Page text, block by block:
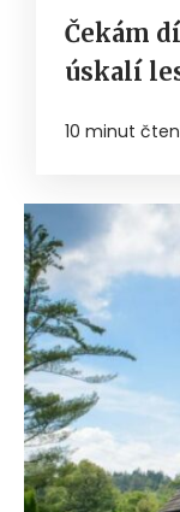
Čekám
úskalí
10 minut